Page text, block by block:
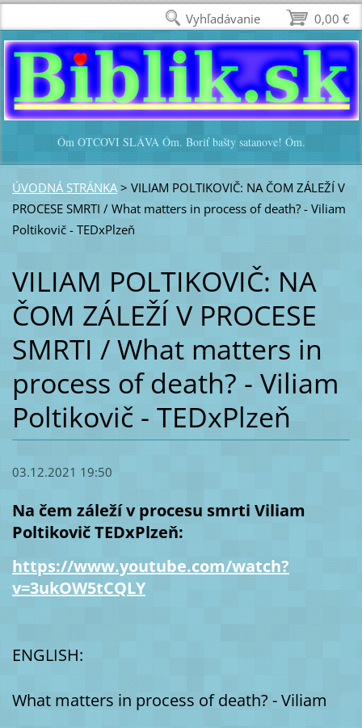
Óm OTCOVI SLÁVA Óm. Boriť bašty satanove! Óm.
ÚVODNÁ STRÁNKA > VILIAM POLTIKOVIČ: NA ČOM ZÁLEŽÍ V
PROCESE SMRTI / What matters in process of death? - Viliam
Poltikovič - TEDxPlzeň
VILIAM POLTIKOVIČ: NA
ČOM ZÁLEŽÍ V PROCESE
SMRTI / What matters in
process of death? - Viliam
Poltikovič - TEDxPlzeň
03.12.2021 19:50
Na čem záleží v procesu smrti Viliam
Poltikovič TEDxPlzeň:
https://www.youtube.com/watch?
v=3ukOW5tCQLY
ENGLISH:
What matters in process of death? - Viliam
0,00 €
Vyhľadávanie